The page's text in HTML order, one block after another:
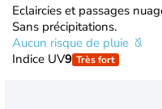
Eclaircies et passages
Sans précipitations.
Aucun risque de pluie
Indice UV9 Très fort